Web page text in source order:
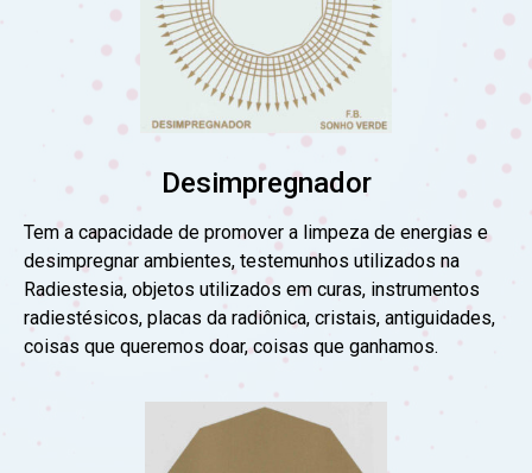
Desimpregnador
Tem a capacidade de promover a limpeza de energias e
desimpregnar ambientes, testemunhos utilizados na
Radiestesia, objetos utilizados em curas, instrumentos
radiestésicos, placas da radiônica, cristais, antiguidades,
coisas que queremos doar, coisas que ganhamos.